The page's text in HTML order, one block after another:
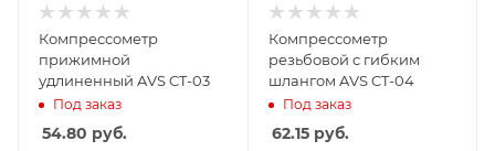
Компрессометр
прижимной
удлиненный AVS CT-03
Под заказ
54.80 руб.
Компрессометр
резьбовой c гибким
шлангом AVS CT-04
Под заказ
62.15руб.